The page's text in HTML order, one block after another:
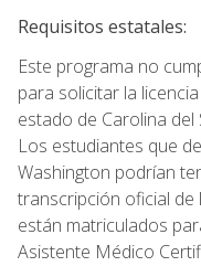
Requisitos estatales:
Este programa no
para solicitar la
estado de Carolina del
Los estudiantes que
Washington podrían
transcripción oficial de
están matriculados
Asistente Médico